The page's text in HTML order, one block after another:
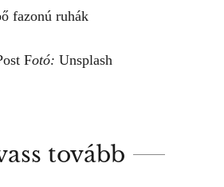
fazonú ruhák
Fotó: Unsplash
tovább